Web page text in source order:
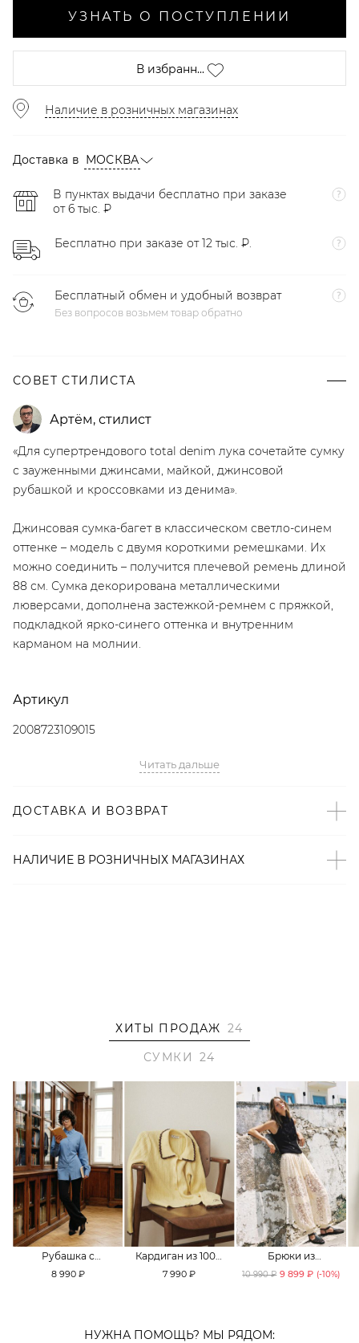
УЗНАТЬ О ПОСТУПЛЕНИИ
В избранн...
Наличие в розничных магазинах
Доставка в МОСКВА
В пунктах выдачи бесплатно при заказе
от 6 тыс. ₽
Бесплатно при заказе от 12 тыс. ₽.
Бесплатный обмен и удобный возврат
Без вопросов возьмем товар обратно
СОВЕТ СТИЛИСТА
Артём, стилист
«Для супертрендового total denim лука сочетайте сумку
с зауженными джинсами, майкой, джинсовой
рубашкой и кроссовками из денима».
Джинсовая сумка-багет в классическом светло-синем
оттенке – модель с двумя короткими ремешками. Их
можно соединить – получится плечевой ремень длиной
88 см. Сумка декорирована металлическими
люверсами, дополнена застежкой-ремнем с пряжкой,
подкладкой ярко-синего оттенка и внутренним
карманом на молнии.
Артикул
2008723109015
– Total denim – тренд SS’23 по версии Vogue и The
– Сумка-багет;
– Произведено по индивидуальному заказу и под
Читать дальше
ДОСТАВКА И ВОЗВРАТ
НАЛИЧИЕ В РОЗНИЧНЫХ МАГАЗИНАХ
ХИТЫ ПРОДАЖ 24
СУМКИ
24
Рубашка с
принтом «клетка»
8 990 ₽
Кардиган из 100%
хлопка TOPTOP
7 990 ₽
Брюки из
смесового хлопка
10 990 ₽ 9 899 ₽ (-10%)
НУЖНА ПОМОЩЬ? МЫ РЯДОМ: